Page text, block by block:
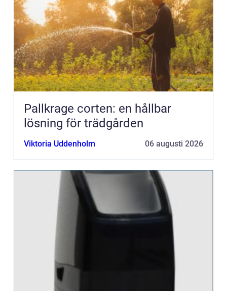
Pallkrage corten: en hållbar
lösning för trädgården
Viktoria Uddenholm 06 augusti 2026